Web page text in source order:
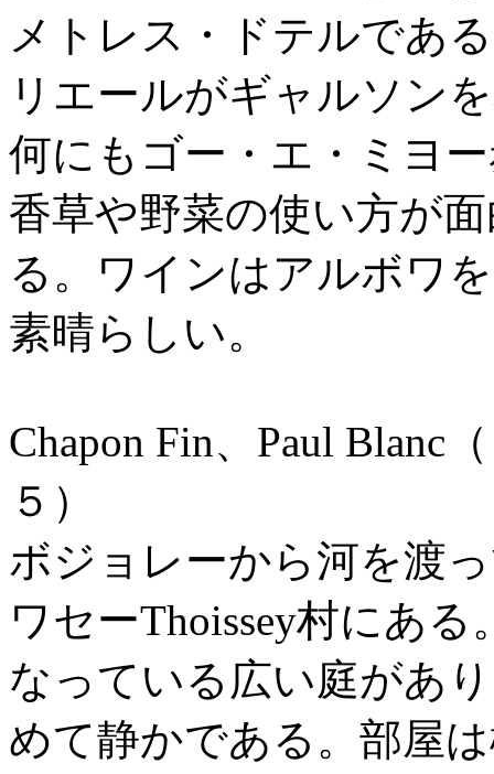
メトレス・ドテルであ
リエールがギャルソン
何にもゴー・エ・ミヨ
香草や野菜の使い方が
る。ワインはアルボワ
素晴らしい。
Chapon Fin、Paul Blanc
５）
ボジョレーから河を渡
ワセーThoissey村にあ
なっている広い庭があ
めて静かである。部屋